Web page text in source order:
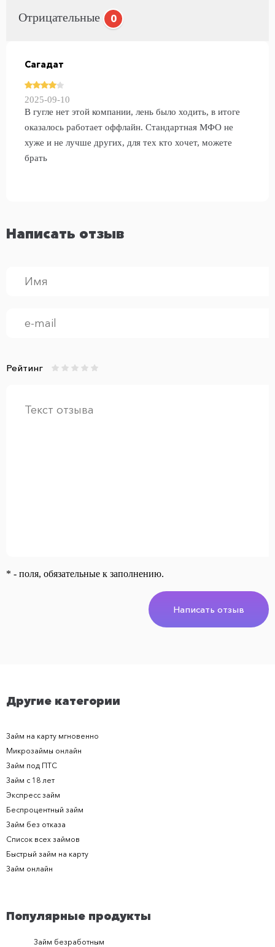
Отрицательные 0
Сагадат
2025-09-10
В гугле нет этой компании, лень было ходить, в итоге
оказалось работает оффлайн. Стандартная МФО не
хуже и не лучше других, для тех кто хочет, можете
брать
Написать отзыв
Рейтинг
* - поля, обязательные к заполнению.
Написать отзыв
Другие категории
Займ на карту мгновенно
Микрозаймы онлайн
Займ под ПТС
Займ с 18 лет
Экспресс займ
Беспроцентный займ
Займ без отказа
Список всех займов
Быстрый займ на карту
Займ онлайн
Популярные продукты
Займ безработным